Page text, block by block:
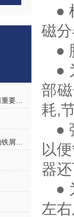
●
磁
●
●
部
耗,
●
以
器
●
左